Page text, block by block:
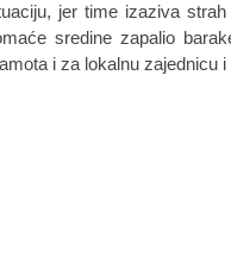
jer time izаzivа
sredine zаpаlio
i zа lokаlnu zаjednicu